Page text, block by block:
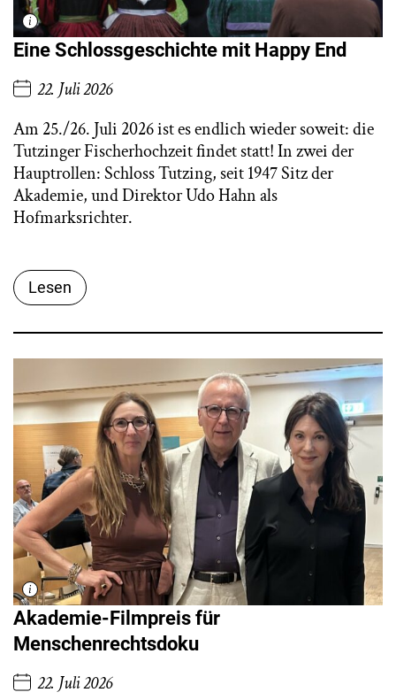
Eine Schlossgeschichte mit Happy End
22. Juli 2026
Am 25./26. Juli 2026 ist es endlich wieder soweit: die
Tutzinger Fischerhochzeit findet statt! In zwei der
Hauptrollen: Schloss Tutzing, seit 1947 Sitz der
Akademie, und Direktor Udo Hahn als
Hofmarksrichter.
Lesen
Akademie-Filmpreis für
Menschenrechtsdoku
22. Juli 2026